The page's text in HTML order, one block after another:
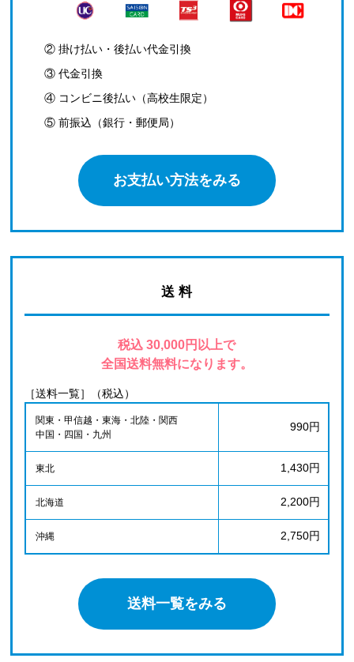
② 掛け払い・後払い代金引換
③ 代金引換
④ コンビニ後払い（高校生限定）
⑤ 前振込（銀行・郵便局）
お支払い方法をみる
送 料
税込 30,000円以上で
全国送料無料になります。
［送料一覧］（税込）
関東・甲信越・東海・北陸・関西
中国・四国・九州
990円
東北 1,430円
北海道 2,200円
沖縄 2,750円
送料一覧をみる